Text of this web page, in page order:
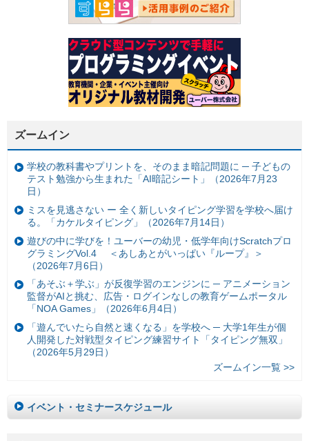
ズームイン
学校の教科書やプリントを、そのまま暗記問題に ─ 子どもの
テスト勉強から生まれた「AI暗記シート」（2026年7月23
日）
ミスを見逃さない ー 全く新しいタイピング学習を学校へ届け
る。「カケルタイピング」（2026年7月14日）
遊びの中に学びを！ユーバーの幼児・低学年向けScratchプロ
グラミングVol.4 ＜あしあとがいっぱい『ループ』＞
（2026年7月6日）
「あそぶ＋学ぶ」が反復学習のエンジンに ─ アニメーション
監督がAIと挑む、広告・ログインなしの教育ゲームポータル
「NOA Games」（2026年6月4日）
「遊んでいたら自然と速くなる」を学校へ ─ 大学1年生が個
人開発した対戦型タイピング練習サイト「タイピング無双」
（2026年5月29日）
ズームイン一覧 >>
イベント・セミナースケジュール